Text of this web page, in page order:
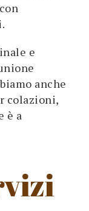
e
anche
colazioni,
è a